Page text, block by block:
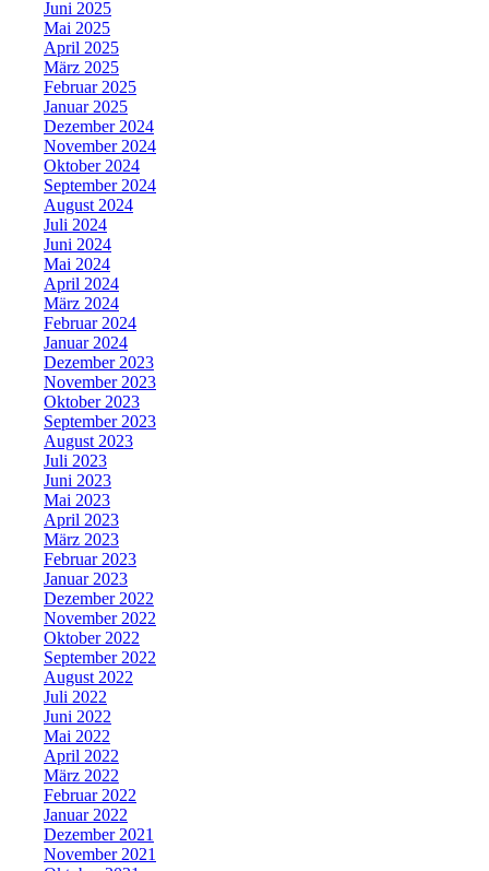
Juni 2025
Mai 2025
April 2025
März 2025
Februar 2025
Januar 2025
Dezember 2024
November 2024
Oktober 2024
September 2024
August 2024
Juli 2024
Juni 2024
Mai 2024
April 2024
März 2024
Februar 2024
Januar 2024
Dezember 2023
November 2023
Oktober 2023
September 2023
August 2023
Juli 2023
Juni 2023
Mai 2023
April 2023
März 2023
Februar 2023
Januar 2023
Dezember 2022
November 2022
Oktober 2022
September 2022
August 2022
Juli 2022
Juni 2022
Mai 2022
April 2022
März 2022
Februar 2022
Januar 2022
Dezember 2021
November 2021